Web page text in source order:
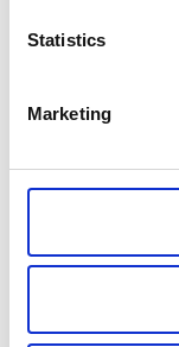
Statistics
Marketing
Start och mål:
Ulricehamn och
cykelturen på
Gällstad, Vegby
Åk söderut från
Karta: